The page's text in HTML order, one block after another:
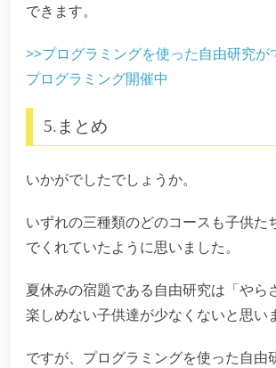
できます。
>>プログラミングを使った自由研究が
プログラミング開催中
5.まとめ
いかがでしたでしょうか。
いずれの三種類のどのコースも子供た
でくれていたように思いました。
夏休みの宿題である自由研究は「やら
楽しめない子供達が少なくないと思い
ですが、プログラミングを使った自由